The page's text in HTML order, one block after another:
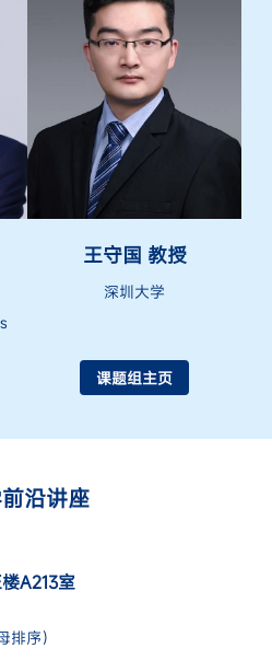
王守国 教授
深圳大学
课题组主页
沿讲座
A213室
排序）